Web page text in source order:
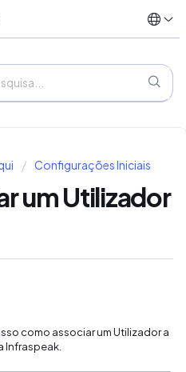
Configurações Iniciais
um Utilizador
como associar um Utilizador a
Infraspeak.